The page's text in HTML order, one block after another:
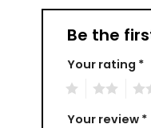
Be the
Your rating *
Your review *